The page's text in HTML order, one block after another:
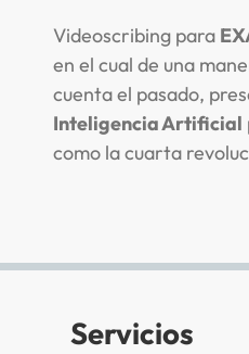
Videoscribing para
en el cual de una
cuenta el pasado,
Inteligencia Artificial
como la cuarta
Servicios